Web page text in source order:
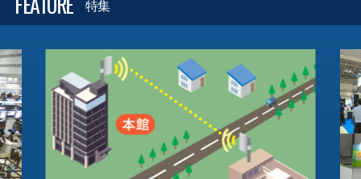
特集